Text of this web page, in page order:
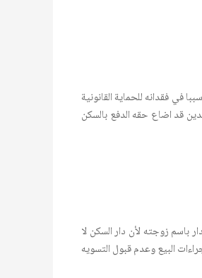
في فقدانه للحماية القانونية
قد اضاع حقه الدفع بالسكن
باسم زوجته لأن دار السكن لا
؛والآن اذا كان الدين مترتب على العقار فأن المنفذ العدل بأمكانه ٠الاستمرار بأجراءات البيع وعدم قبول التسويه